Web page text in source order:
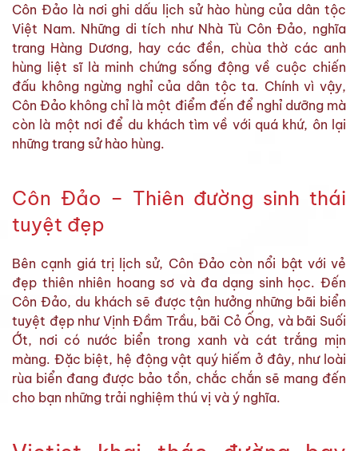
Côn Đảo là nơi ghi dấu lịch sử hào hùng của dân tộc
Việt Nam. Những di tích như Nhà Tù Côn Đảo, nghĩa
trang Hàng Dương, hay các đền, chùa thờ các anh
hùng liệt sĩ là minh chứng sống động về cuộc chiến
đấu không ngừng nghỉ của dân tộc ta. Chính vì vậy,
Côn Đảo không chỉ là một điểm đến để nghỉ dưỡng mà
còn là một nơi để du khách tìm về với quá khứ, ôn lại
những trang sử hào hùng.
Côn Đảo – Thiên đường sinh thái
tuyệt đẹp
Bên cạnh giá trị lịch sử, Côn Đảo còn nổi bật với vẻ
đẹp thiên nhiên hoang sơ và đa dạng sinh học. Đến
Côn Đảo, du khách sẽ được tận hưởng những bãi biển
tuyệt đẹp như Vịnh Đầm Trầu, bãi Cỏ Ống, và bãi Suối
Ớt, nơi có nước biển trong xanh và cát trắng mịn
màng. Đặc biệt, hệ động vật quý hiếm ở đây, như loài
rùa biển đang được bảo tồn, chắc chắn sẽ mang đến
cho bạn những trải nghiệm thú vị và ý nghĩa.